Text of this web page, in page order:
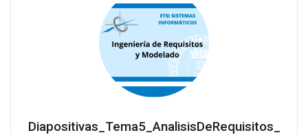
Diapositivas_Tema5_AnalisisDeRequisitos_